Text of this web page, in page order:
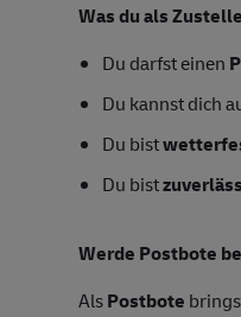
Was du als
Du darfst einen
Du kannst dich
Du bist
Du bist
Werde Postbote
AlsPostbote